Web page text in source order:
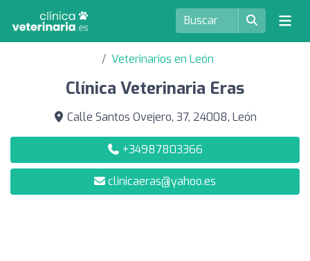
Veterinarios en León
Clínica Veterinaria Eras
Calle Santos Ovejero, 37, 24008, León
+34987803366
clinicaeras@yahoo.es